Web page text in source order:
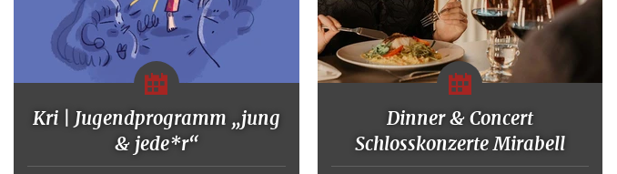
Kri | Jugendprogramm „jung
& jede*r“
Dinner & Concert
Schlosskonzerte Mirabell